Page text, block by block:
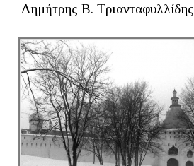
Δημήτρης Β. Τριανταφυλλίδης